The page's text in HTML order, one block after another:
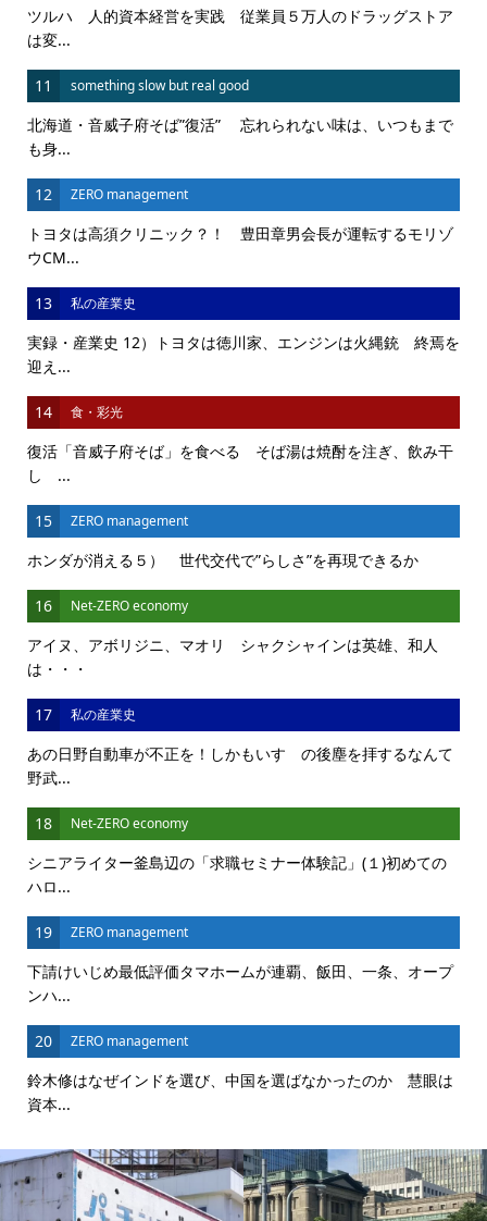
ツルハ 人的資本経営を実践 従業員５万人のドラッグストア
は変...
11 something slow but real good
北海道・音威子府そば”復活” 忘れられない味は、いつもまで
も身...
12 ZERO management
トヨタは高須クリニック？！ 豊田章男会長が運転するモリゾ
ウCM...
13 私の産業史
実録・産業史 12）トヨタは徳川家、エンジンは火縄銃 終焉を
迎え...
14 食・彩光
復活「音威子府そば」を食べる そば湯は焼酎を注ぎ、飲み干
し ...
15 ZERO management
ホンダが消える５） 世代交代で”らしさ”を再現できるか
16 Net-ZERO economy
アイヌ、アボリジニ、マオリ シャクシャインは英雄、和人
は・・・
17 私の産業史
あの日野自動車が不正を！しかもいすゞの後塵を拝するなんて
野武...
18 Net-ZERO economy
シニアライター釜島辺の「求職セミナー体験記」(１)初めての
ハロ...
19 ZERO management
下請けいじめ最低評価タマホームが連覇、飯田、一条、オープ
ンハ...
20 ZERO management
鈴木修はなぜインドを選び、中国を選ばなかったのか 慧眼は
資本...